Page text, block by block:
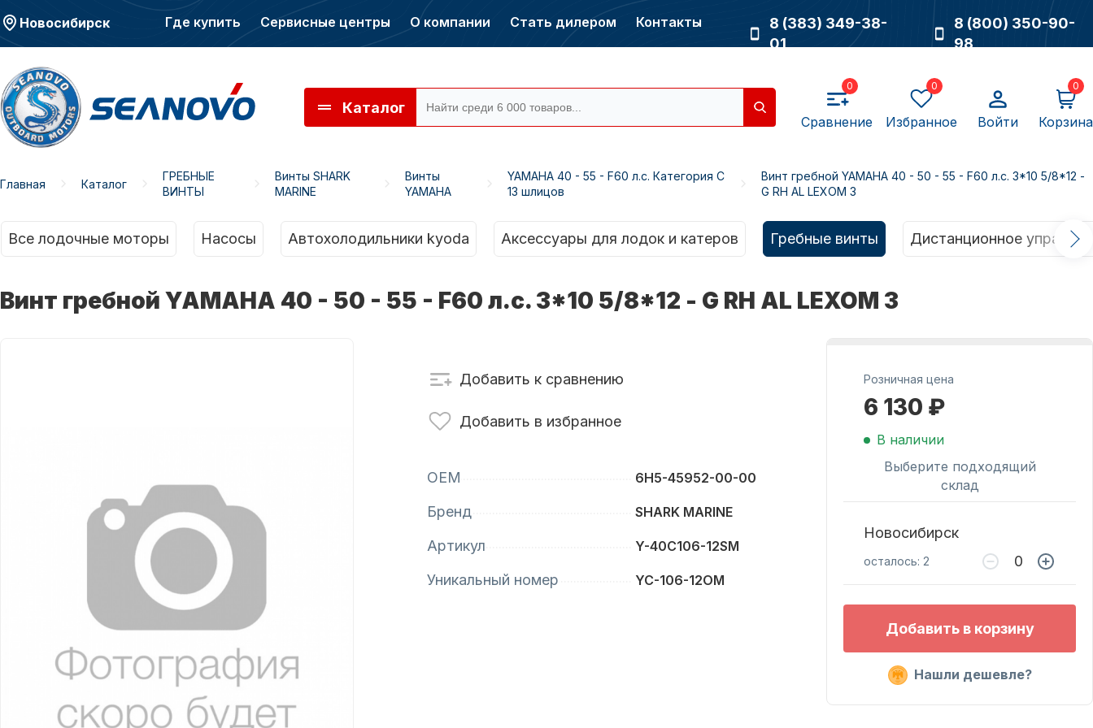
Новосибирск Где купить Сервисные центры О компании Стать дилером Контакты
8 (383) 349-38-
01
8 (800) 350-90-
98
Каталог
0
Сравнение
0
Избранное Войти
0
Корзина
Запчасти для ПЛМ
Масла для лодочных
моторов
Автохолодильник
для лодочных
моторов
Главная Каталог
ГРЕБНЫЕ
ВИНТЫ
Винты SHARK
MARINE
Винты
YAMAHA
YAMAHA 40 - 55 - F60 л.с. Категория C
13 шлицов
Винт гребной YAMAHA 40 - 50 - 55 - F60 л.с. 3*10 5/8*12 -
G RH AL LEXOM 3
Все лодочные моторы Насосы Автохолодильники kyoda Аксессуары для лодок и катеров Гребные винты Дистанционное
Винт гребной YAMAHA 40 - 50 - 55 - F60 л.с. 3*10 5/8*12 - G RH AL LEXOM 3
Добавить к сравнению
Добавить в избранное
OEM 6H5-45952-00-00
Бренд SHARK MARINE
Артикул Y-40C106-12SM
Уникальный номер YC-106-12OM
Розничная цена
6 130 ₽
В наличии
Выберите подходящий
склад
Новосибирск
осталось: 2
Добавить в корзину
Нашли дешевле?